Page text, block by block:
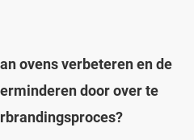
ovens verbeteren en de
door over te